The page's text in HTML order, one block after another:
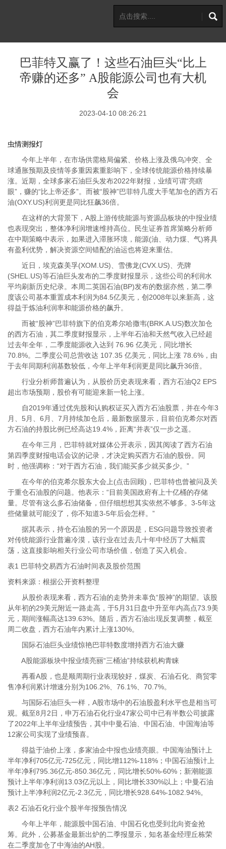
巴菲特又赢了！这些石油巨头“比上
帝赚的还多” A股能源公司也有大机
会
2023-04-10 08:26:21
虫情测报灯
今年上半年，在市场供需格局偏紧、价格上涨及俄乌冲突、全
球通胀预期及疫情等多重因素重影响下，全球传统能源价格持续暴
涨。近期，全球多家石油巨头发布2022年财报，业绩可谓“亮瞎
眼”，赚的“比上帝还多”。而被“股神”巴菲特几度大手笔加仓的西方石
油(OXY.US)利润更是同比狂飙36倍。
在这样的大背景下，A股上游传统能源与资源品板块的中报业绩
也表现突出，整体净利润增速维持高位。民生证券首席策略分析师
在中期策略中表示，如果进入滞胀环境，能源(油、动力煤、气)将具
有盈利优势，解决资源空间错配的油运也将迎来重估。
近日，埃克森美孚(XOM.US)、雪佛龙(CVX.US)、壳牌
(SHEL.US)等石油巨头发布的二季度财报显示，这些公司的利润水
平均刷新历史纪录。本周二英国石油(BP)发布的数据亦然，第二季
度该公司基本重置成本利润为84.5亿美元，创2008年以来新高，这
得益于炼油利润率和能源价格的飙升。
而被“股神”巴菲特旗下的伯克希尔哈撒韦(BRK.A.US)数次加仓
的西方石油，其二季度财报显示，上半年石油和天然气收入已经超
过去年全年，二季度能源收入达到 76.96 亿美元，同比增长
70.8%。二季度公司总营收达 107.35 亿美元，同比上涨 78.6%，由
于去年同期利润基数较低，今年上半年利润更是同比飙升36倍。
行业分析师普遍认为，从股价历史表现来看，西方石油Q2 EPS
超出市场预期，股价有可能迎来新一轮上涨。
自2019年通过优先股和认购权证买入西方石油股票，并在今年3
月、5月、6月、7月持续加仓后，最新数据显示，目前伯克希尔对西
方石油的持股比例已经高达19.4%，距离“并表”仅一步之遥。
在今年三月，巴菲特就对媒体公开表示，因其阅读了西方石油
第四季度财报电话会议的记录，才决定购买西方石油的股份。同
时，他强调称：“对于西方石油，我们能买多少就买多少。”
在今年的伯克希尔股东大会上(点击回顾)，巴菲特也曾被问及关
于重仓石油股的问题。他表示：“目前美国政府有上十亿桶的存储
量。尽管有这么多石油储备，但仔细想想其实依然不够多。3-5年这
些储量就可能没了，你不知道3-5年后会怎样。”
据其表示，持仓石油股的另一个原因是，ESG问题导致投资者
对传统能源行业普遍冷漠，该行业在过去几十年中经历了大幅震
荡，这直接影响相关行业公司市场价值，创造了买入机会。
表1 巴菲特交易西方石油时间表及股价范围
资料来源：根据公开资料整理
从股价表现来看，西方石油的走势并未辜负“股神”的期望。该股
从年初的29美元附近一路走高，于5月31日盘中升至年内高点73.9美
元，期间涨幅高达139.63%。随后，西方石油出现反复调整，截至
周二收盘，西方石油年内累计上涨130%。
国际石油巨头业绩惊艳巴菲特数度增持西方石油大赚
A股能源板块中报业绩亮丽“三桶油”持续获机构青睐
再看A股，也是顺周期行业表现较好，煤炭、石油石化、商贸零
售净利润累计增速分别为106.2%、76.1%、70.7%。
与国际石油巨头一样，A股市场中的石油股盈利水平也是相当可
观。截至8月2日，申万石油石化行业47家公司中已有半数公司披露
了2022年上半年业绩预告，其中中曼石油、中国石油、中国海油等
12家公司实现了业绩预喜。
得益于油价上涨，多家油企中报也业绩亮眼。中国海油预计上
半年净利705亿元-725亿元，同比增112%-118%；中国石油预计上
半年净利795.36亿元-850.36亿元，同比增长50%-60%；新潮能源
预计上半年净利润13.03亿元以上，同比增长330%以上；中曼石油
预计上半净利润2亿元-2.3亿元，同比增长928.64%-1082.94%。
表2 石油石化行业个股半年报预告情况
今年上半年，能源股中国石油、中国石化也受到北向资金抢
筹。此外，公募基金最新出炉的二季报显示，知名基金经理丘栋荣
在二季度加仓了中海油的AH股。